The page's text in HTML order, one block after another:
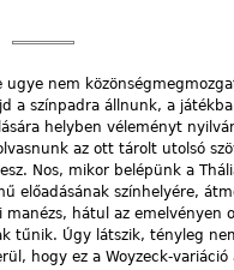
nem
színpadra állnunk, a
helyben véleményt
az ott tárolt utolsó
Nos, mikor belépünk a
előadásának színhelyére,
hátul az emelvényen
tűnik. Úgy látszik, tényleg
hogy ez a Woyzeck-